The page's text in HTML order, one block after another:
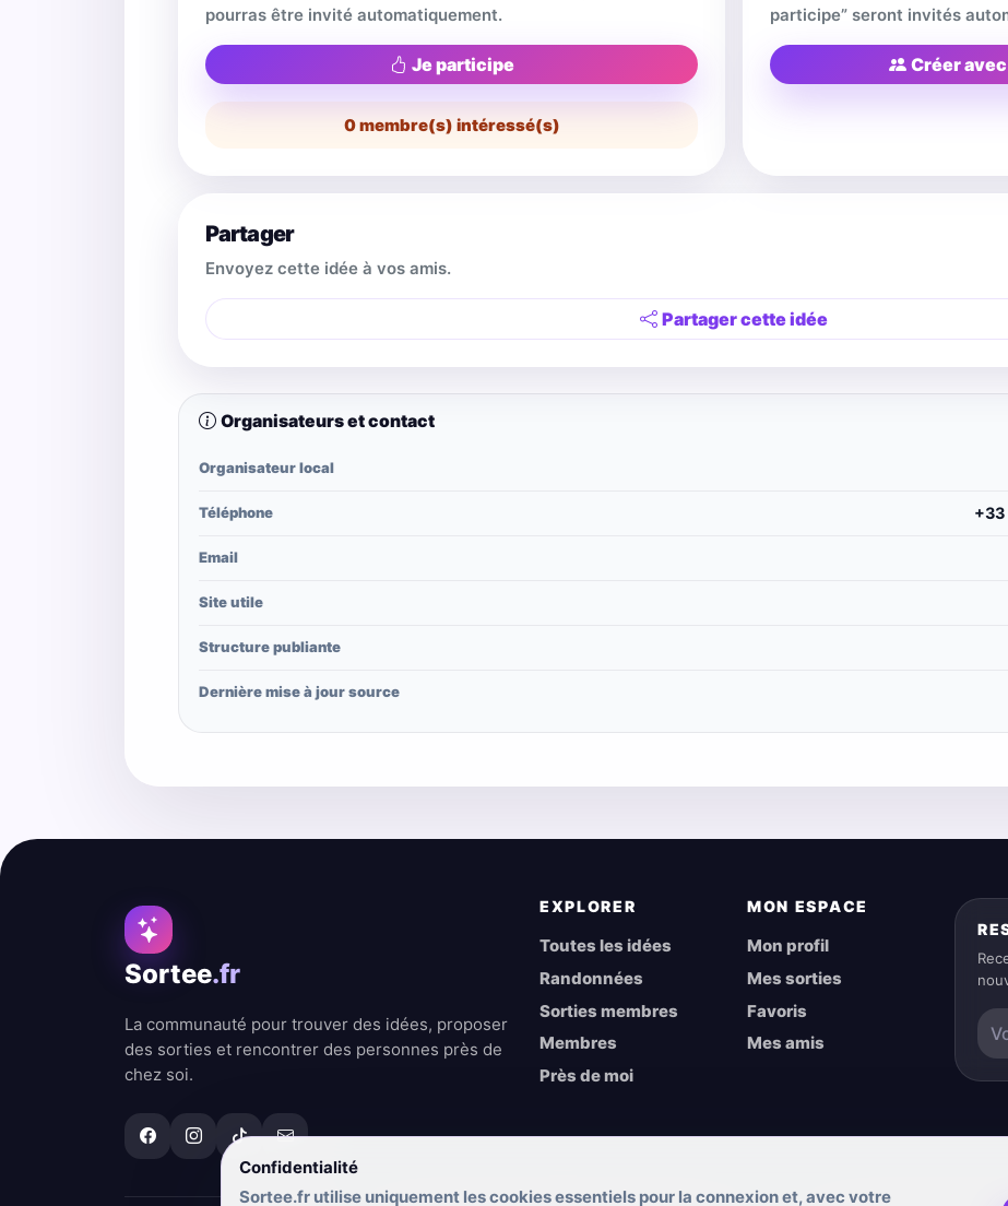
pourras être invité automatiquement.
Je participe
0membre(s) intéressé(s)
participe” seront invités
Créer
Partager
Envoyez cette idée à vos amis.
Partager cette idée
Organisateurs et contact
Organisateur local
Téléphone +33
Email
Site utile
Structure publiante
Dernière mise à jour source
Sortee.fr
La communauté pour trouver des idées, proposer
des sorties et rencontrer des personnes près de
chez soi.
EXPLORER
Toutes les idées
Randonnées
Sorties membres
Membres
Près de moi
MON ESPACE
Mon profil
Mes sorties
Favoris
Mes amis
Confidentialité
Sortee.fr utilise uniquement les cookies essentiels pour la connexion et, avec votre